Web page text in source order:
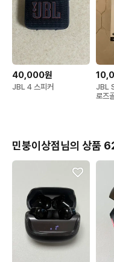
40,000원
JBL 4 스피커
JBL
로즈
민붕이상점님의 상품